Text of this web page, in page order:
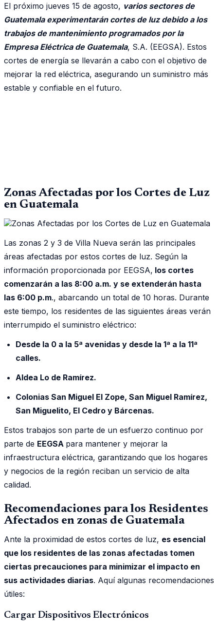
El próximo jueves 15 de agosto, varios sectores de
Guatemala experimentarán cortes de luz debido a los
trabajos de mantenimiento programados por la
Empresa Eléctrica de Guatemala, S.A. (EEGSA). Estos
cortes de energía se llevarán a cabo con el objetivo de
mejorar la red eléctrica, asegurando un suministro más
estable y confiable en el futuro.
Zonas Afectadas por los Cortes de Luz
en Guatemala
Las zonas 2 y 3 de Villa Nueva serán las principales
áreas afectadas por estos cortes de luz. Según la
información proporcionada por EEGSA, los cortes
comenzarán a las 8:00 a.m. y se extenderán hasta
las 6:00 p.m., abarcando un total de 10 horas. Durante
este tiempo, los residentes de las siguientes áreas verán
interrumpido el suministro eléctrico:
Desde la 0 a la 5ª avenidas y desde la 1ª a la 11ª
calles.
Aldea Lo de Ramírez.
Colonias San Miguel El Zope, San Miguel Ramírez,
San Miguelito, El Cedro y Bárcenas.
Estos trabajos son parte de un esfuerzo continuo por
parte de EEGSA para mantener y mejorar la
infraestructura eléctrica, garantizando que los hogares
y negocios de la región reciban un servicio de alta
calidad.
Recomendaciones para los Residentes
Afectados en zonas de Guatemala
Ante la proximidad de estos cortes de luz, es esencial
que los residentes de las zonas afectadas tomen
ciertas precauciones para minimizar el impacto en
sus actividades diarias. Aquí algunas recomendaciones
útiles:
Cargar Dispositivos Electrónicos